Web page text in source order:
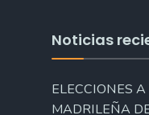
Noticias
ELECCIONES
MADRILEÑA